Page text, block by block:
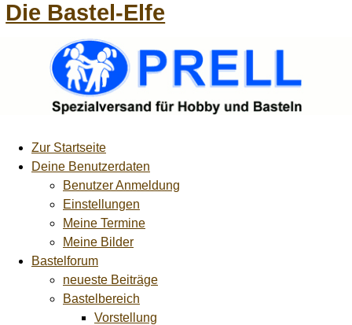
Die Bastel-Elfe
Zur Startseite
Deine Benutzerdaten
Benutzer Anmeldung
Einstellungen
Meine Termine
Meine Bilder
Bastelforum
neueste Beiträge
Bastelbereich
Vorstellung